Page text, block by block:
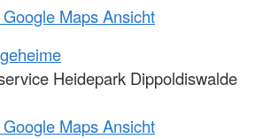
Maps Ansicht
Heidepark Dippoldiswalde
Maps Ansicht